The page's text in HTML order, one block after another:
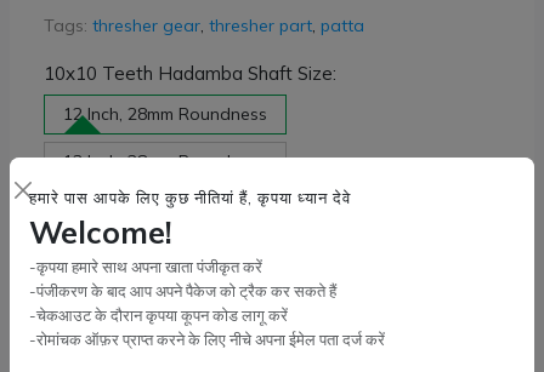
हमारे पास आपके लिए कुछ नीतियां हैं, कृपया ध्यान देवे
Welcome!
-कृपया हमारे साथ अपना खाता पंजीकृत करें
-पंजीकरण के बाद आप अपने पैकेज को ट्रैक कर सकते हैं
-चेकआउट के दौरान कृपया कूपन कोड लागू करें
-रोमांचक ऑफ़र प्राप्त करने के लिए नीचे अपना ईमेल पता दर्ज करें
Tags: thresher gear, thresher part, patta
10x10 Teeth Hadamba Shaft Size:
12 Inch, 28mm Roundness
13 Inch, 28mm Roundness
14 Inch, 28mm Roundness
15 Inch, 28mm Roundness
Quantity: